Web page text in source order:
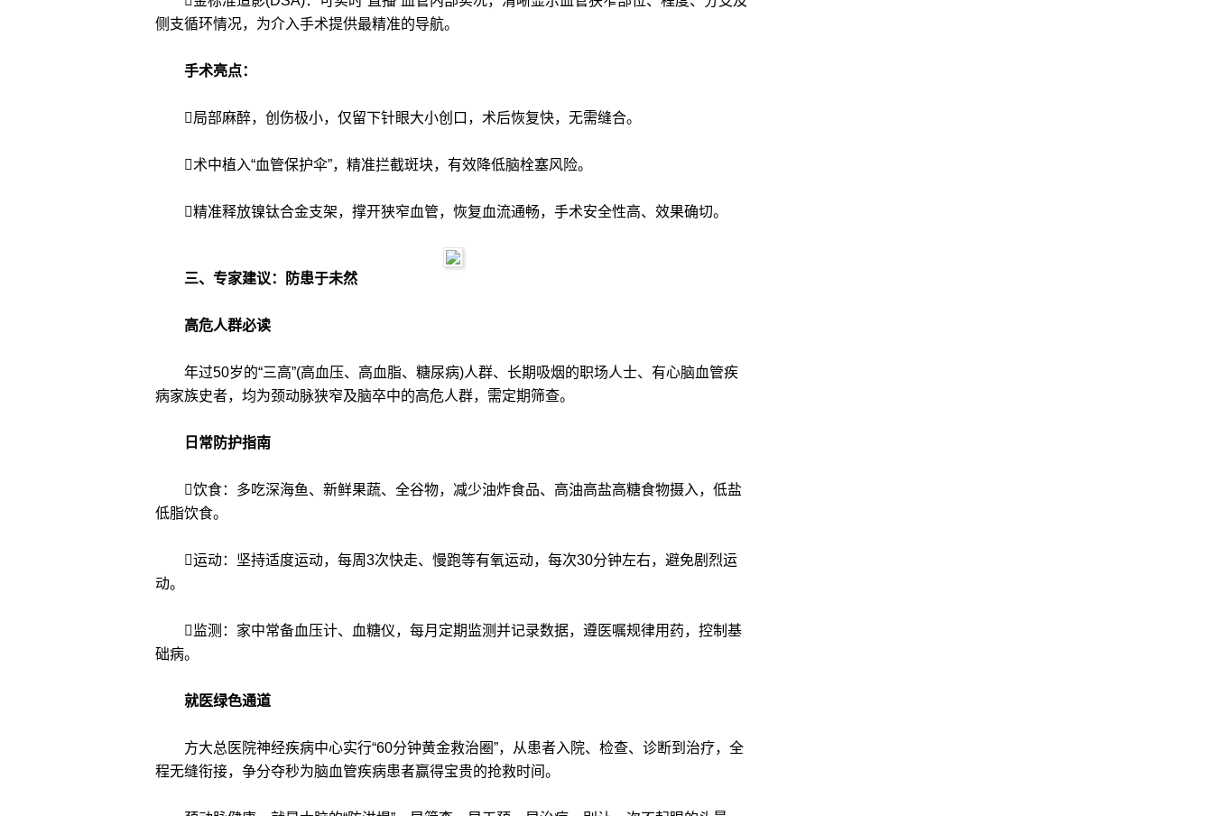
侧支循环情况，为介入手术提供最精准的导航。
手术亮点：
局部麻醉，创伤极小，仅留下针眼大小创口，术后恢复快，无需缝合。
术中植入“血管保护伞”，精准拦截斑块，有效降低脑栓塞风险。
精准释放镍钛合金支架，撑开狭窄血管，恢复血流通畅，手术安全性高、效果确切。
三、专家建议：防患于未然
高危人群必读
年过50岁的“三高”(高血压、高血脂、糖尿病)人群、长期吸烟的职场人士、有心脑血管疾
病家族史者，均为颈动脉狭窄及脑卒中的高危人群，需定期筛查。
日常防护指南
饮食：多吃深海鱼、新鲜果蔬、全谷物，减少油炸食品、高油高盐高糖食物摄入，低盐
低脂饮食。
运动：坚持适度运动，每周3次快走、慢跑等有氧运动，每次30分钟左右，避免剧烈运
动。
监测：家中常备血压计、血糖仪，每月定期监测并记录数据，遵医嘱规律用药，控制基
础病。
就医绿色通道
方大总医院神经疾病中心实行“60分钟黄金救治圈”，从患者入院、检查、诊断到治疗，全
程无缝衔接，争分夺秒为脑血管疾病患者赢得宝贵的抢救时间。